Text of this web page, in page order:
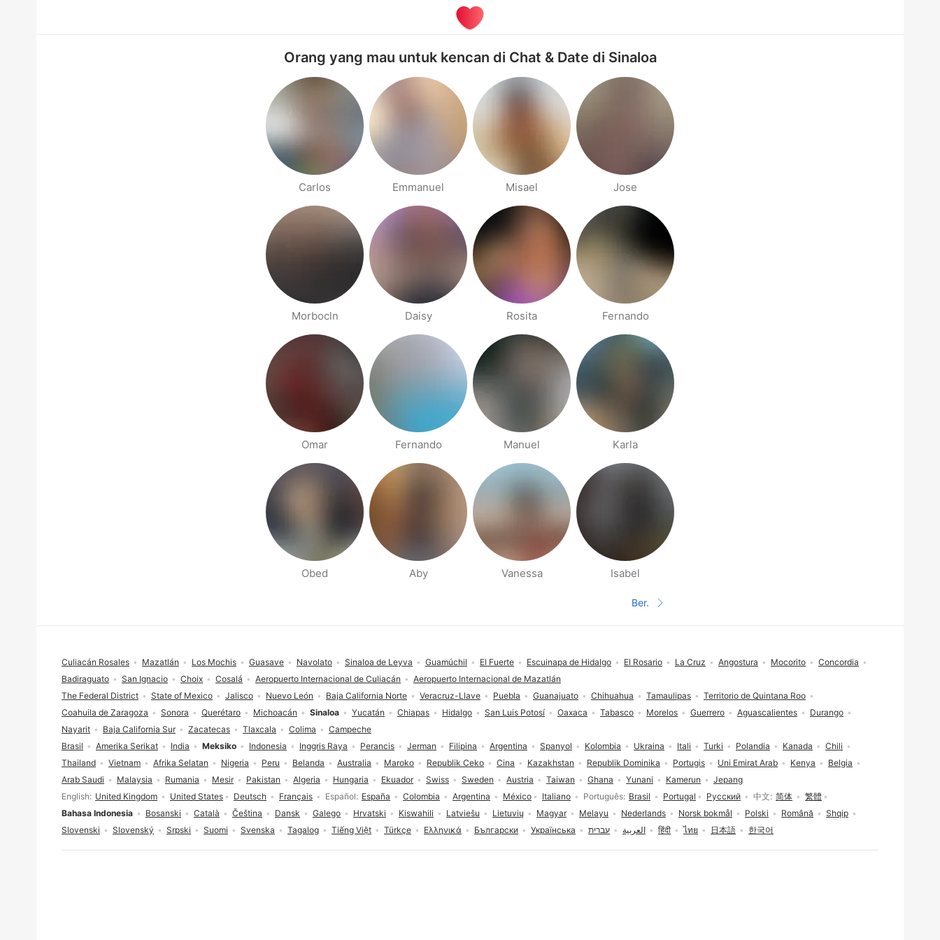
Orang yang mau untuk kencan di Chat & Date di Sinaloa
Carlos Emmanuel Misael Jose
Morbocln Daisy Rosita Fernando
Omar Fernando Manuel Karla
Obed Aby Vanessa Isabel
Halaman selanjutnya
Ber.
Pilihan bahasa
English United Kingdom United States Deutsch Français Español España Colombia Argentina México Italiano Português Brasil Portugal Русский 中文 简体
繁體
Bahasa Indonesia
Bosanski Català Čeština Dansk Galego Hrvatski Kiswahili Latviešu Lietuvių Magyar Melayu Nederlands Norsk bokmål Polski Română
Shqip
Slovenski
Slovenský Srpski Suomi Svenska Tagalog Tiếng Việt Türkçe Ελληνικά Български Українська עברית العربية हिंदी ไทย 日本語 한국어
Brasil Amerika Serikat India Meksiko Indonesia Inggris Raya Perancis Jerman Filipina Argentina Spanyol Kolombia Ukraina Itali Turki Polandia Kanada
Chili
Thailand
Vietnam Afrika Selatan Nigeria Peru Belanda Australia Maroko Republik Ceko Cina Kazakhstan Republik Dominika Portugis Uni Emirat Arab Kenya
Belgia
Arab Saudi
Malaysia Rumania Mesir Pakistan Algeria Hungaria Ekuador Swiss Sweden Austria Taiwan Ghana Yunani Kamerun Jepang
The Federal District State of Mexico Jalisco Nuevo León Baja California Norte Veracruz-Llave Puebla Guanajuato Chihuahua Tamaulipas
Territorio de Quintana Roo
Coahuila de Zaragoza
Sonora Querétaro Michoacán Sinaloa Yucatán Chiapas Hidalgo San Luis Potosí Oaxaca Tabasco Morelos Guerrero Aguascalientes
Durango
Nayarit
Baja California Sur Zacatecas Tlaxcala Colima Campeche
Culiacán Rosales Mazatlán Los Mochis Guasave Navolato Sinaloa de Leyva Guamúchil El Fuerte Escuinapa de Hidalgo El Rosario La Cruz Angostura Mocorito
Concordia
Badiraguato
San Ignacio Choix Cosalá Aeropuerto Internacional de Culiacán Aeropuerto Internacional de Mazatlán